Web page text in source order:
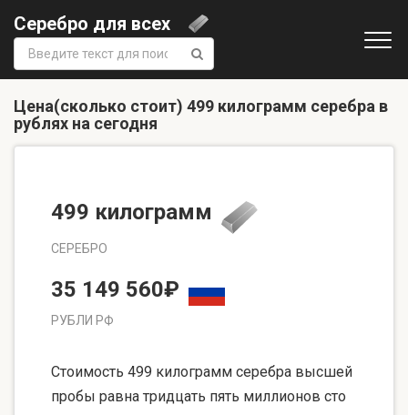
Серебро для всех
Поиск:
Цена(сколько стоит) 499 килограмм серебра в
рублях на сегодня
499 килограмм
СЕРЕБРО
35 149 560₽
РУБЛИ РФ
Стоимость 499 килограмм серебра высшей
пробы равна тридцать пять миллионов сто